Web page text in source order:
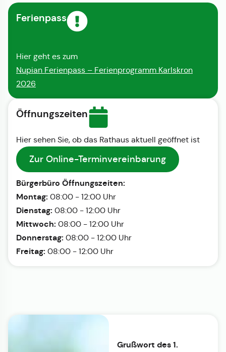
Ferienpass
Hier geht es zum
Nupian Ferienpass – Ferienprogramm Karlskron
2026
Öffnungszeiten
Hier sehen Sie, ob das Rathaus aktuell geöffnet ist
Zur Online-Terminvereinbarung
Bürgerbüro Öffnungszeiten:
Montag: 08:00 - 12:00 Uhr
Dienstag: 08:00 - 12:00 Uhr
Mittwoch: 08:00 - 12:00 Uhr
Donnerstag: 08:00 - 12:00 Uhr
Freitag: 08:00 - 12:00 Uhr
Grußwort des 1.